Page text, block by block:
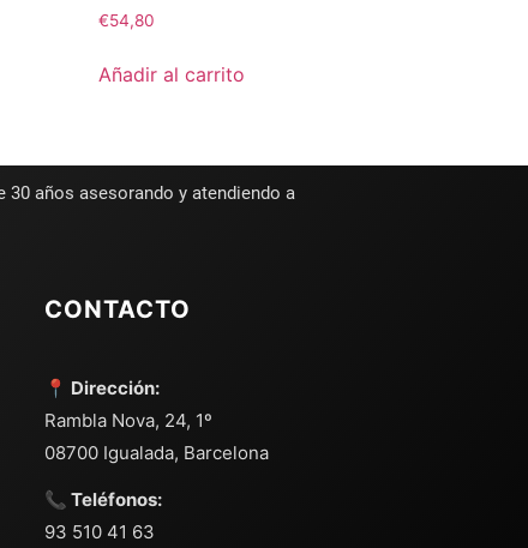
€54,80
Añadir al carrito
años asesorando y atendiendo a
CONTACTO
📍 Dirección:
Rambla Nova, 24, 1º
08700 Igualada, Barcelona
📞 Teléfonos:
93 510 41 63